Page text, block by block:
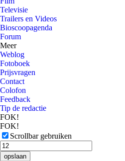
Televisie
Trailers en Videos
Bioscoopagenda
Forum
Meer
Weblog
Fotoboek
Prijsvragen
Contact
Colofon
Feedback
Tip de redactie
FOK!
FOK!
Scrollbar gebruiken
opslaan